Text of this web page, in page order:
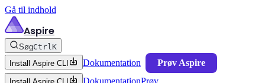
Gå til indhold
Aspire
SøgCtrlK
Install Aspire CLI
Dokumentation Prøv Aspire
DokumentationPrøv